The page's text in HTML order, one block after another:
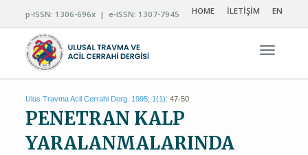
p-ISSN: 1306-696x | e-ISSN: 1307-7945 HOME İLETİŞİM EN
Ulus Travma Acil Cerrahi Derg. 1995; 1(1): 47-50
PENETRAN KALP
YARALANMALARINDA